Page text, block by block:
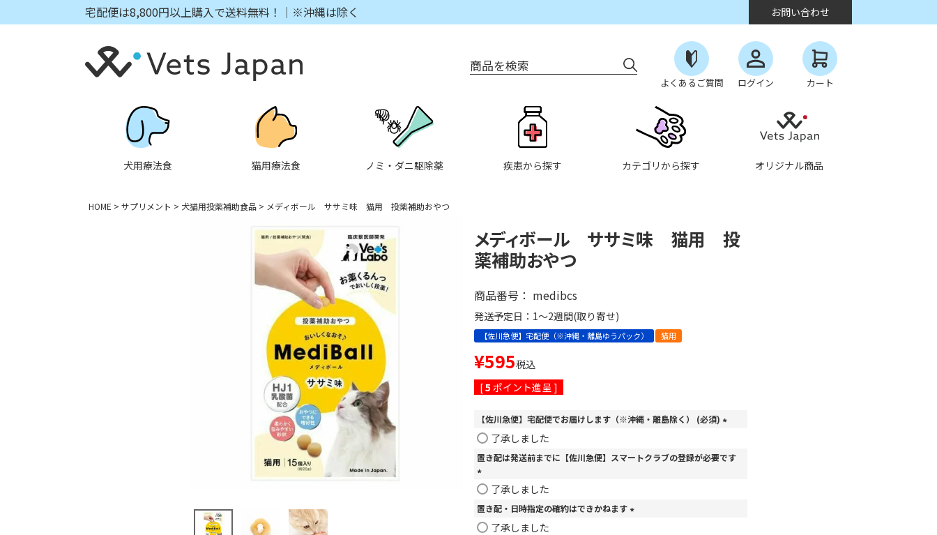
宅配便は8,800円以上購入で送料無料！｜※沖縄は除く お問い合わせ
商品を検索
よくあるご質問 ログイン カート
犬用療法食 猫用療法食 ノミ・ダニ駆除薬 疾患から探す カテゴリから探す オリジナル商品
HOME サプリメント 犬猫用投薬補助食品 メディボール ササミ味 猫用 投薬補助おやつ
メディボール ササミ味 猫用 投
薬補助おやつ
商品番号 medibcs
発送予定日：1～2週間(取り寄せ)
【佐川急便】宅配便（※沖縄・離島ゆうパック） 猫用
¥595税込
[5 ポイント進呈 ]
【佐川急便】宅配便でお届けします（※沖縄・離島除く） (必須)
須
了承しました
置き配は発送前までに【佐川急便】スマートクラブの登録が必要です
(
必
須
)
了承しました
置き配・日時指定の確約はできかねます
了承しました